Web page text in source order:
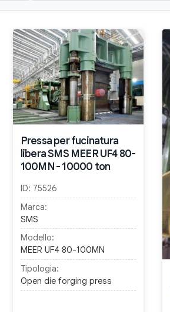
Pressa per fucinatura
libera SMS MEER UF4 80-
100MN - 10000 ton
ID: 75526
Marca:
SMS
Modello:
MEER UF4 80-100MN
Tipologia:
Open die forging press